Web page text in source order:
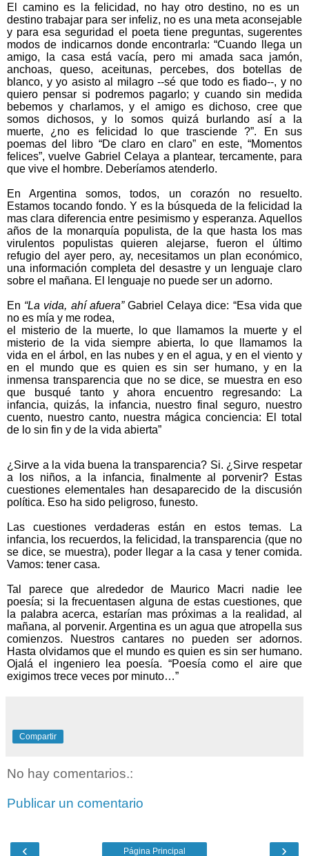
El camino es la felicidad, no hay otro destino, no es un
destino trabajar para ser infeliz, no es una meta aconsejable
y para esa seguridad el poeta tiene preguntas, sugerentes
modos de indicarnos donde encontrarla: “Cuando llega un
amigo, la casa está vacía,
pero mi amada saca jamón,
anchoas, queso,
aceitunas, percebes, dos botellas de
blanco, y yo asisto al milagro --sé que todo es fiado--, y no
quiero pensar si podremos pagarlo; y cuando sin medida
bebemos y charlamos, y el amigo es dichoso, cree que
somos dichosos,
y lo somos quizá burlando así a la
muerte,
¿no es felicidad lo que trasciende ?”. En sus
poemas del libro “De claro en claro” en este, “Momentos
felices”, vuelve Gabriel Celaya a plantear, tercamente, para
que vive el hombre. Deberíamos atenderlo.
En Argentina somos, todos, un corazón no resuelto.
Estamos tocando fondo. Y es la búsqueda de la felicidad la
mas clara diferencia entre pesimismo y esperanza. Aquellos
años de la monarquía populista, de la que hasta los mas
virulentos populistas quieren alejarse, fueron el último
refugio del ayer pero, ay, necesitamos un plan económico,
una información completa del desastre y un lenguaje claro
sobre el mañana. El lenguaje no puede ser un adorno.
En “La vida, ahí afuera”Gabriel Celaya dice: “Esa vida que
no es mía y me rodea,
el misterio de la muerte, lo que llamamos la muerte y el
misterio de la vida siempre abierta,
lo que llamamos la
vida en el árbol, en las nubes y en el agua, y en el viento y
en el mundo que es quien es sin ser humano, y en la
inmensa transparencia que no se dice, se muestra en eso
que busqué tanto y ahora encuentro regresando:
La
infancia, quizás, la infancia, nuestro final seguro, nuestro
cuento, nuestro canto, nuestra mágica conciencia: El total
de lo sin fin y de la vida abierta”
¿Sirve a la vida buena la transparencia? Si. ¿Sirve respetar
a los niños, a la infancia, finalmente al porvenir? Estas
cuestiones elementales han desaparecido de la discusión
política. Eso ha sido peligroso, funesto.
Las cuestiones verdaderas están en estos temas. La
infancia, los recuerdos, la felicidad, la transparencia (que no
se dice, se muestra), poder llegar a la casa y tener comida.
Vamos: tener casa.
Tal parece que alrededor de Maurico Macri nadie lee
poesía; si la frecuentasen alguna de estas cuestiones, que
la palabra acerca, estarían mas próximas a la realidad, al
mañana, al porvenir. Argentina es un agua que atropella sus
comienzos. Nuestros cantares no pueden ser adornos.
Hasta olvidamos que el mundo es quien es sin ser humano.
Ojalá el ingeniero lea poesía. “Poesía como el aire que
exigimos trece veces por minuto…”
Compartir
No hay comentarios.:
Publicar un comentario
‹ ›
Página Principal